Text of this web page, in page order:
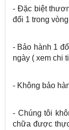
- Đặc biệt
đổi 1 trong
- Bảo hành 1
ngày ( xem chi
- Không bảo
- Chúng tôi
chữa được